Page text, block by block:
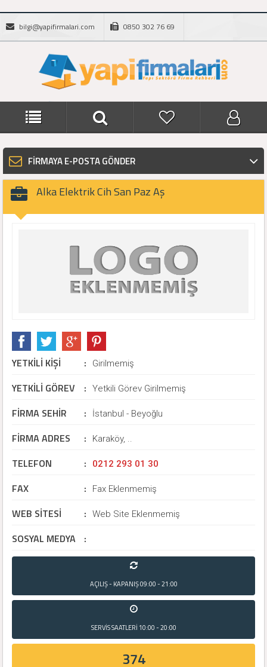
bilgi@yapifirmalari.com 0850 302 76 69
FİRMAYA E-POSTA GÖNDER
Alka Elektrik Cih San Paz Aş
YETKİLİ KİŞİ : Girilmemiş
YETKİLİ GÖREV : Yetkili Görev Girilmemiş
FİRMA SEHİR : İstanbul - Beyoğlu
FİRMA ADRES : Karaköy, ..
TELEFON : 0212 293 01 30
FAX : Fax Eklenmemiş
WEB SİTESİ : Web Site Eklenmemiş
SOSYAL MEDYA :
AÇILIŞ - KAPANIŞ09:00 - 21:00
SERVİS SAATLERİ 10:00 - 20:00
374